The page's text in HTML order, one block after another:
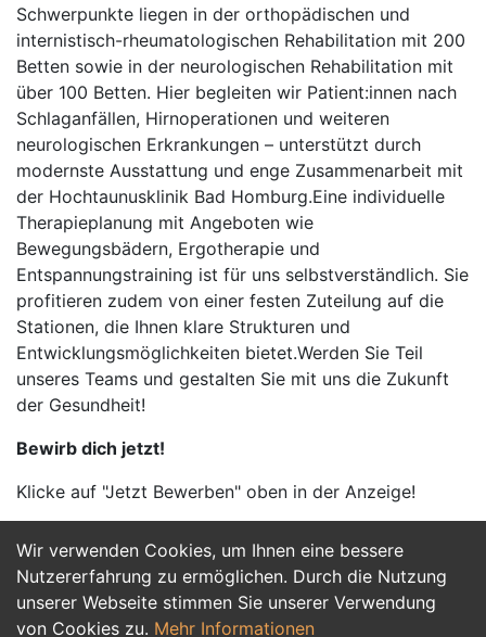
Wir verwenden Cookies, um Ihnen eine bessere
Nutzererfahrung zu ermöglichen. Durch die Nutzung
unserer Webseite stimmen Sie unserer Verwendung
von Cookies zu. Mehr Informationen
Schwerpunkte liegen in der orthopädischen und
internistisch-rheumatologischen Rehabilitation mit 200
Betten sowie in der neurologischen Rehabilitation mit
über 100 Betten. Hier begleiten wir Patient:innen nach
Schlaganfällen, Hirnoperationen und weiteren
neurologischen Erkrankungen – unterstützt durch
modernste Ausstattung und enge Zusammenarbeit mit
der Hochtaunusklinik Bad Homburg.Eine individuelle
Therapieplanung mit Angeboten wie
Bewegungsbädern, Ergotherapie und
Entspannungstraining ist für uns selbstverständlich. Sie
profitieren zudem von einer festen Zuteilung auf die
Stationen, die Ihnen klare Strukturen und
Entwicklungsmöglichkeiten bietet.Werden Sie Teil
unseres Teams und gestalten Sie mit uns die Zukunft
der Gesundheit!
Bewirb dich jetzt!
Klicke auf "Jetzt Bewerben" oben in der Anzeige!
Jetzt Bewerben